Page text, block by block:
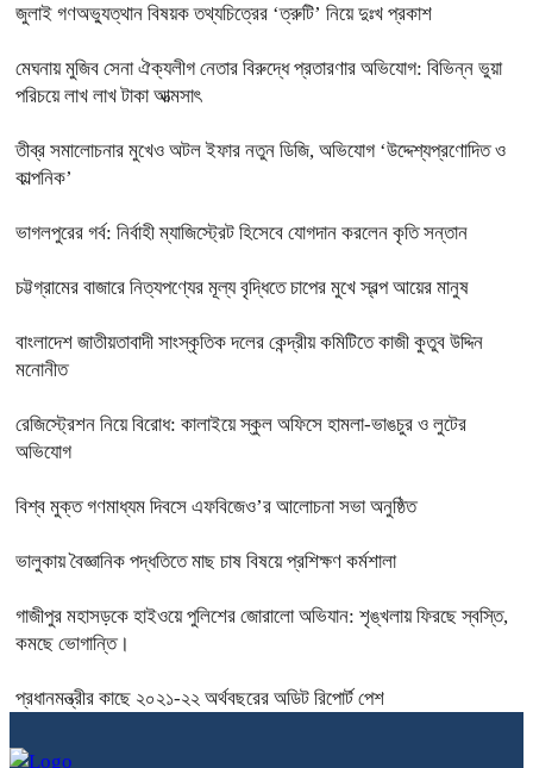
জুলাই গণঅভ্যুত্থান বিষয়ক তথ্যচিত্রের ‘ত্রুটি’ নিয়ে দুঃখ প্রকাশ
মেঘনায় মুজিব সেনা ঐক্যলীগ নেতার বিরুদ্ধে প্রতারণার অভিযোগ: বিভিন্ন ভুয়া
পরিচয়ে লাখ লাখ টাকা আত্মসাৎ
তীব্র সমালোচনার মুখেও অটল ইফার নতুন ডিজি, অভিযোগ ‘উদ্দেশ্যপ্রণোদিত ও
কাল্পনিক’
ভাগলপুরের গর্ব: নির্বাহী ম্যাজিস্ট্রেট হিসেবে যোগদান করলেন কৃতি সন্তান
চট্টগ্রামের বাজারে নিত্যপণ্যের মূল্য বৃদ্ধিতে চাপের মুখে স্বল্প আয়ের মানুষ
বাংলাদেশ জাতীয়তাবাদী সাংস্কৃতিক দলের কেন্দ্রীয় কমিটিতে কাজী কুতুব উদ্দিন
মনোনীত
রেজিস্ট্রেশন নিয়ে বিরোধ: কালাইয়ে স্কুল অফিসে হামলা-ভাঙচুর ও লুটের
অভিযোগ
বিশ্ব মুক্ত গণমাধ্যম দিবসে এফবিজেও’র আলোচনা সভা অনুষ্ঠিত
ভালুকায় বৈজ্ঞানিক পদ্ধতিতে মাছ চাষ বিষয়ে প্রশিক্ষণ কর্মশালা
গাজীপুর মহাসড়কে হাইওয়ে পুলিশের জোরালো অভিযান: শৃঙ্খলায় ফিরছে স্বস্তি,
কমছে ভোগান্তি।
প্রধানমন্ত্রীর কাছে ২০২১-২২ অর্থবছরের অডিট রিপোর্ট পেশ